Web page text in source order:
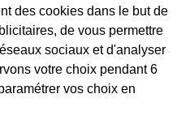
* Formation certifiante
TRAVAUX DE
DES CLIENTS
ET
des cookies dans le but de
de vous permettre
sociaux et d'analyser
votre choix pendant 6
vos choix en